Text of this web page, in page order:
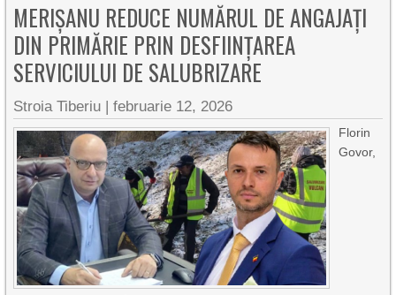
MERIȘANU REDUCE NUMĂRUL DE ANGAJAȚI
DIN PRIMĂRIE PRIN DESFIINȚAREA
SERVICIULUI DE SALUBRIZARE
Stroia Tiberiu |februarie 12, 2026
Florin
Govor,